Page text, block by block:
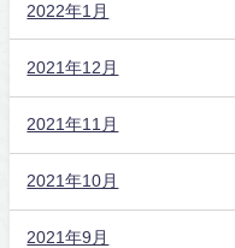
2022年1月
2021年12月
2021年11月
2021年10月
2021年9月